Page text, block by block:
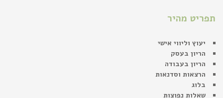
תפריט מהיר
יעוץ וליווי אישי
הריון בעסק
הריון בעבודה
הרצאות וסדנאות
בלוג
שאלות נפוצות